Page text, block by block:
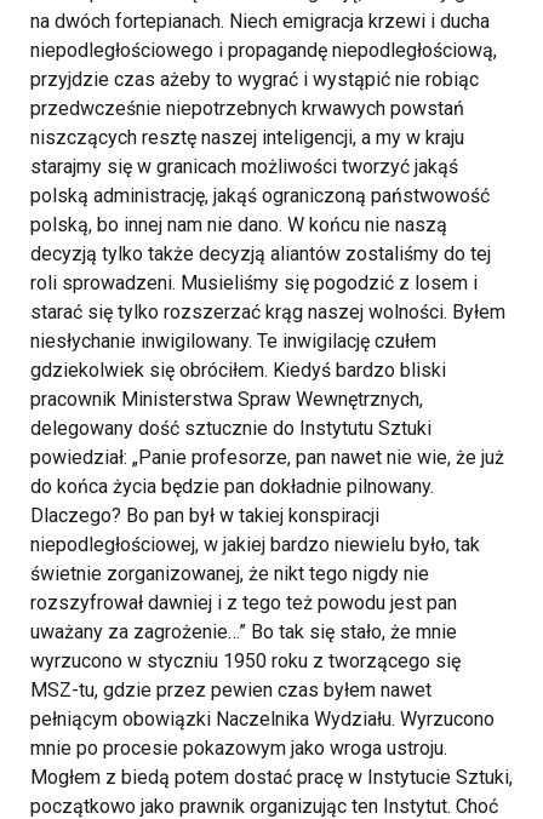
na dwóch fortepianach. Niech emigracja krzewi i ducha
niepodległościowego i propagandę niepodległościową,
przyjdzie czas ażeby to wygrać i wystąpić nie robiąc
przedwcześnie niepotrzebnych krwawych powstań
niszczących resztę naszej inteligencji, a my w kraju
starajmy się w granicach możliwości tworzyć jakąś
polską administrację, jakąś ograniczoną państwowość
polską, bo innej nam nie dano. W końcu nie naszą
decyzją tylko także decyzją aliantów zostaliśmy do tej
roli sprowadzeni. Musieliśmy się pogodzić z losem i
starać się tylko rozszerzać krąg naszej wolności. Byłem
niesłychanie inwigilowany. Te inwigilację czułem
gdziekolwiek się obróciłem. Kiedyś bardzo bliski
pracownik Ministerstwa Spraw Wewnętrznych,
delegowany dość sztucznie do Instytutu Sztuki
powiedział: „Panie profesorze, pan nawet nie wie, że już
do końca życia będzie pan dokładnie pilnowany.
Dlaczego? Bo pan był w takiej konspiracji
niepodległościowej, w jakiej bardzo niewielu było, tak
świetnie zorganizowanej, że nikt tego nigdy nie
rozszyfrował dawniej i z tego też powodu jest pan
uważany za zagrożenie…” Bo tak się stało, że mnie
wyrzucono w styczniu 1950 roku z tworzącego się
MSZ-tu, gdzie przez pewien czas byłem nawet
pełniącym obowiązki Naczelnika Wydziału. Wyrzucono
mnie po procesie pokazowym jako wroga ustroju.
Mogłem z biedą potem dostać pracę w Instytucie Sztuki,
początkowo jako prawnik organizując ten Instytut. Choć